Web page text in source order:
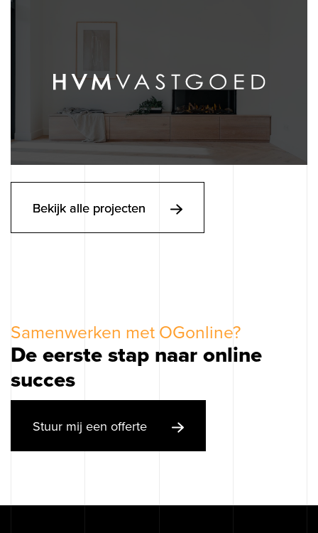
Bekijk alle projecten
Samenwerken met OGonline?
De eerste stap naar online
succes
Stuur mij een offerte